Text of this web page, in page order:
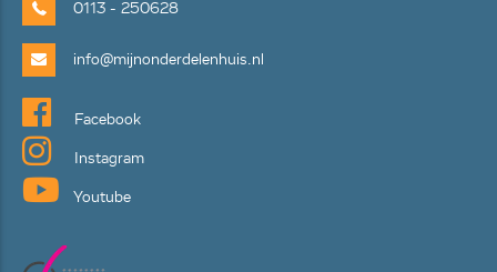
0113 - 250628
info@mijnonderdelenhuis.nl
Facebook
Instagram
Youtube